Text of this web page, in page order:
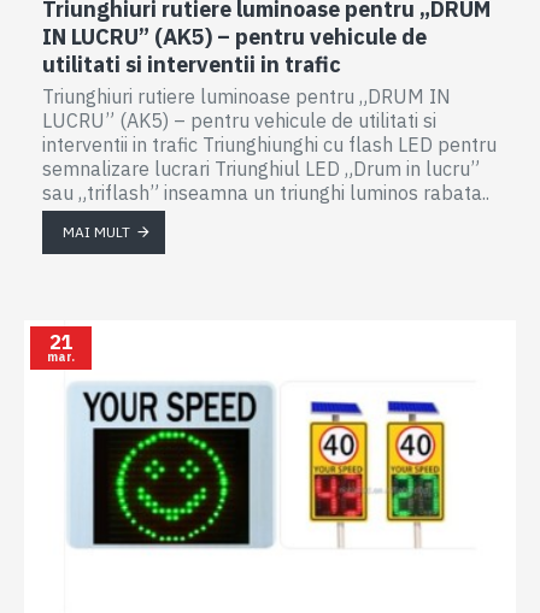
Triunghiuri rutiere luminoase pentru „DRUM
IN LUCRU” (AK5) – pentru vehicule de
utilitati si interventii in trafic
Triunghiuri rutiere luminoase pentru „DRUM IN
LUCRU” (AK5) – pentru vehicule de utilitati si
interventii in trafic Triunghiunghi cu flash LED pentru
semnalizare lucrari Triunghiul LED „Drum in lucru”
sau „triflash” inseamna un triunghi luminos rabata..
MAI MULT
21
mar.